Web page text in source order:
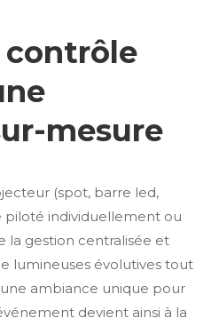
mesure
(spot, barre led,
individuellement ou
la gestion centralisée et
lumineuses évolutives tout
ambiance unique pour
devient ainsi à la